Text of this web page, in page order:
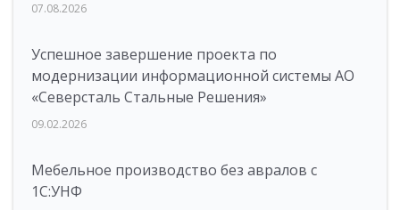
07.08.2026
Успешное завершение проекта по
модернизации информационной системы АО
«Северсталь Стальные Решения»
09.02.2026
Мебельное производство без авралов с
1С:УНФ